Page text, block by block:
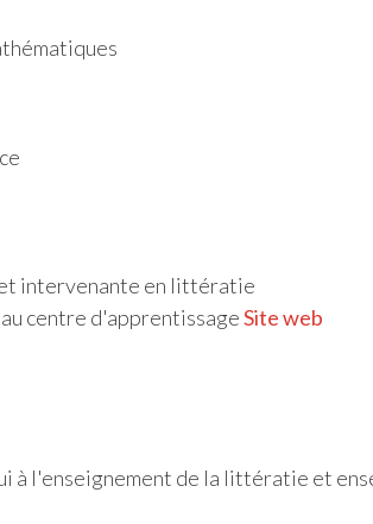
intervenante en littératie
centre d'apprentissageSite web
à l'enseignement de la littératie et